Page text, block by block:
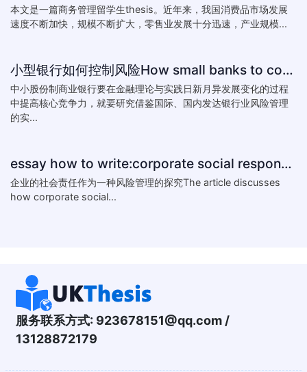
本文是一篇商务管理留学生thesis。近年来，我国消费品市场发展
速度不断加快，规模不断扩大，零售业发展十分迅速，产业规模...
小型银行如何控制风险How small banks to control risk
中小股份制商业银行要在金融理论与实践日新月异发展变化的过程
中提高核心竞争力，就要研究借鉴国际、国内发达银行业风险管理
的实...
essay how to write:corporate social responsibility practice
企业的社会责任作为一种风险管理的探究The article discusses
how corporate social...
服务联系方式: 923678151@qq.com/
13128872179